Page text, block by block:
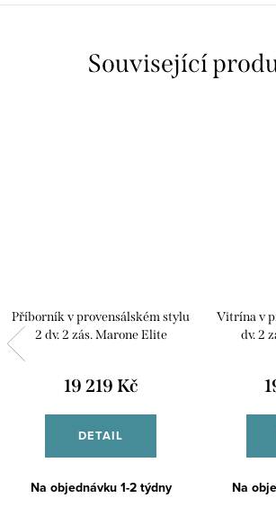
Související
Příborník v provensálském stylu
2 dv. 2 zás. Marone Elite
19 219 Kč
DETAIL
Na objednávku 1-2 týdny
Vitrína v
dv. 2
Na